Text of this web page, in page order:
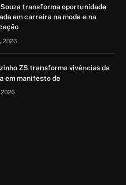
transforma oportunidade
em carreira na moda e na
2026
ZS transforma vivências da
em manifesto de